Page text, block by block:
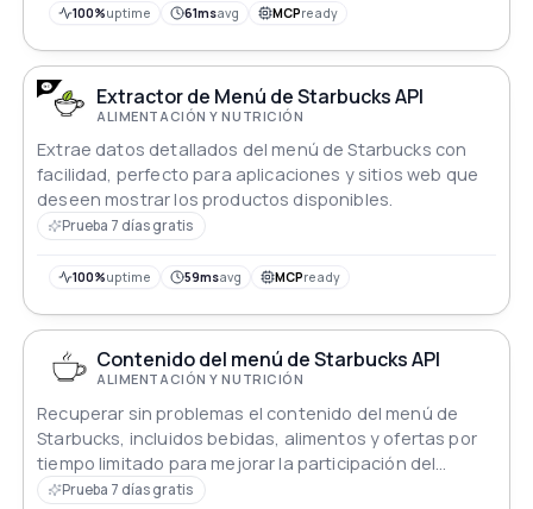
100%uptime 61msavg MCPready
Extractor de Menú de Starbucks API
ALIMENTACIÓN Y NUTRICIÓN
Extrae datos detallados del menú de Starbucks con
facilidad, perfecto para aplicaciones y sitios web que
deseen mostrar los productos disponibles.
Prueba 7 días gratis
100%uptime 59msavg MCPready
Contenido del menú de Starbucks API
ALIMENTACIÓN Y NUTRICIÓN
Recuperar sin problemas el contenido del menú de
Starbucks, incluidos bebidas, alimentos y ofertas por
tiempo limitado para mejorar la participación del
usuario.
Prueba 7 días gratis